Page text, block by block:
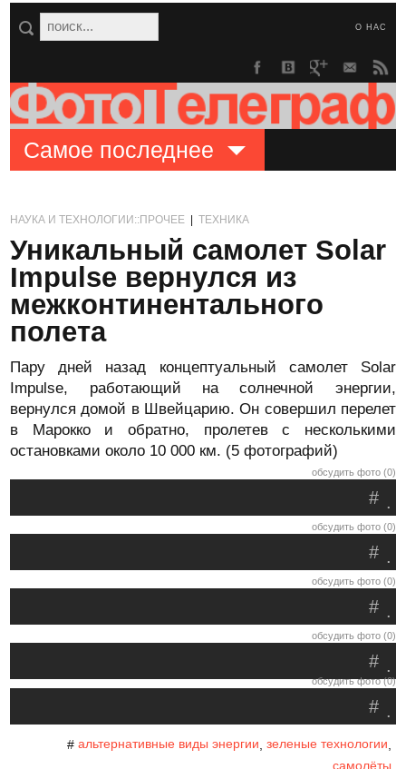
О НАС
Самое последнее
НАУКА И ТЕХНОЛОГИИ::ПРОЧЕЕ |ТЕХНИКА
Уникальный самолет Solar
Impulse вернулся из
межконтинентального
полета
Пару дней назад концептуальный самолет Solar
Impulse, работающий на солнечной энергии,
вернулся домой в Швейцарию. Он совершил перелет
в Марокко и обратно, пролетев с несколькими
остановками около 10 000 км. (5 фотографий)
обсудить фото (0)
.
#
обсудить фото (0)
.
#
обсудить фото (0)
.
#
обсудить фото (0)
.
#
обсудить фото (0)
.
#
# альтернативные виды энергии зеленые технологии
самолёты